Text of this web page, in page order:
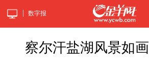
数字报
察尔汗盐湖风景如画